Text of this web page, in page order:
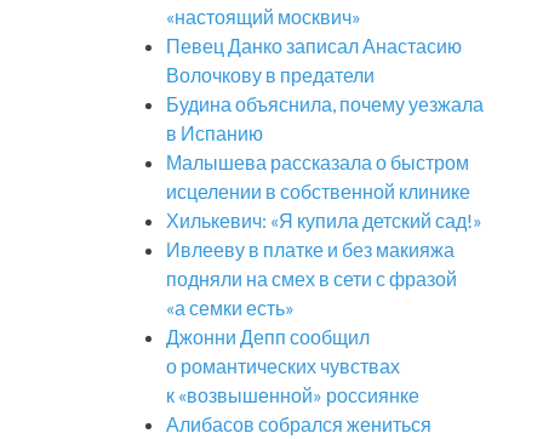
«настоящий москвич»
Певец Данко записал Анастасию
Волочкову в предатели
Будина объяснила, почему уезжала
в Испанию
Малышева рассказала о быстром
исцелении в собственной клинике
Хилькевич: «Я купила детский сад!»
Ивлееву в платке и без макияжа
подняли на смех в сети с фразой
«а семки есть»
Джонни Депп сообщил
о романтических чувствах
к «возвышенной» россиянке
Алибасов собрался жениться